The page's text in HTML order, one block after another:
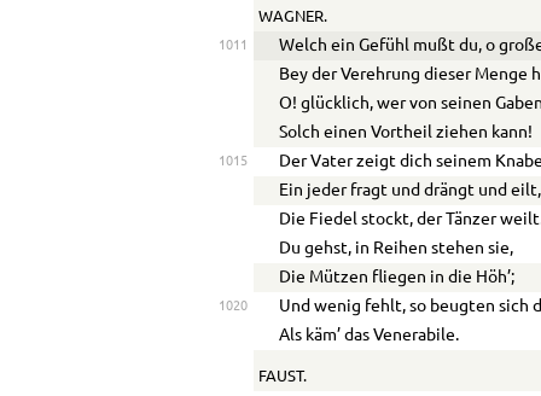
WAGNER.
1011
Welch ein Gefühl mußt du, o
Bey der Verehrung dieser Menge
O! glücklich, wer von seinen
Solch einen Vortheil ziehen kann!
1015
Der Vater zeigt dich seinem
Ein jeder fragt und drängt und eilt,
Die Fiedel stockt, der Tänzer
Du gehst, in Reihen stehen sie,
Die Mützen fliegen in die Höh’;
1020
Und wenig fehlt, so beugten sich
Als käm’ das Venerabile.
FAUST.